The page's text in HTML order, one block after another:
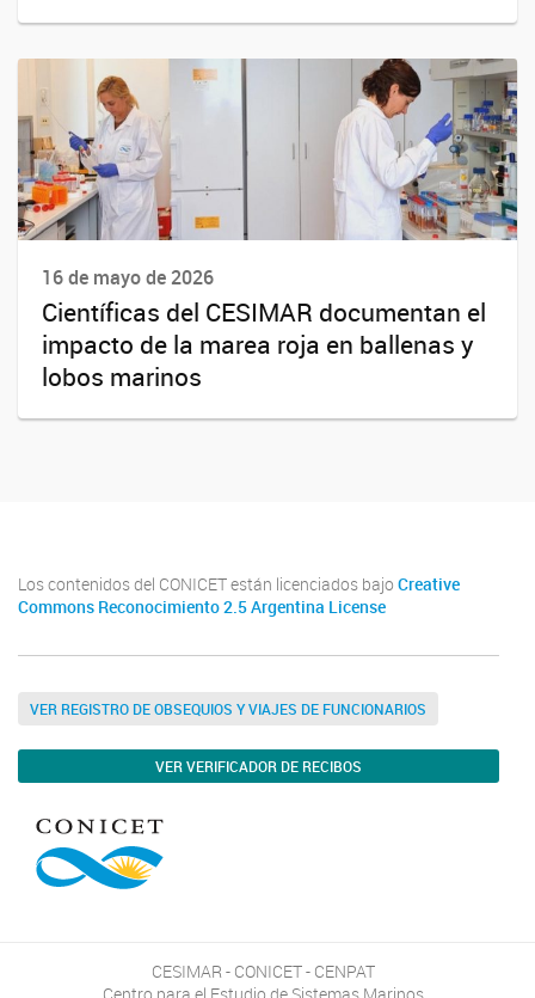
16 de mayo de 2026
Científicas del CESIMAR documentan el
impacto de la marea roja en ballenas y
lobos marinos
Los contenidos del CONICET están licenciados bajo Creative
Commons Reconocimiento 2.5 Argentina License
VER REGISTRO DE OBSEQUIOS Y VIAJES DE FUNCIONARIOS
VER VERIFICADOR DE RECIBOS
CESIMAR - CONICET - CENPAT